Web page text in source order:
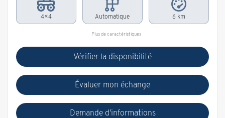
4×4 Automatique 6 km
Plus de caractéristiques
Vérifier la disponibilité
Évaluer mon échange
Demande d'informations